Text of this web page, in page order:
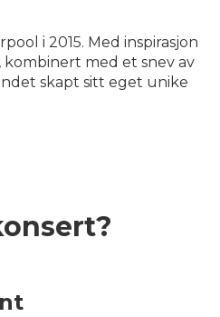
i 2015. Med inspirasjon
med et snev av
skapt sitt eget unike